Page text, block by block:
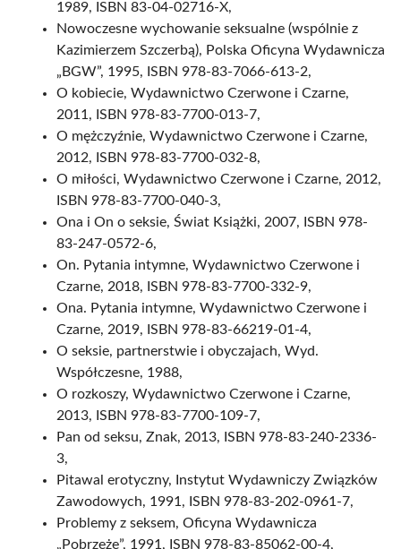
1989, ISBN 83-04-02716-X,
Nowoczesne wychowanie seksualne (wspólnie z
Kazimierzem Szczerbą), Polska Oficyna Wydawnicza
„BGW”, 1995, ISBN 978-83-7066-613-2,
O kobiecie, Wydawnictwo Czerwone i Czarne,
2011, ISBN 978-83-7700-013-7,
O mężczyźnie, Wydawnictwo Czerwone i Czarne,
2012, ISBN 978-83-7700-032-8,
O miłości, Wydawnictwo Czerwone i Czarne, 2012,
ISBN 978-83-7700-040-3,
Ona i On o seksie, Świat Książki, 2007, ISBN 978-
83-247-0572-6,
On. Pytania intymne, Wydawnictwo Czerwone i
Czarne, 2018, ISBN 978-83-7700-332-9,
Ona. Pytania intymne, Wydawnictwo Czerwone i
Czarne, 2019, ISBN 978-83-66219-01-4,
O seksie, partnerstwie i obyczajach, Wyd.
Współczesne, 1988,
O rozkoszy, Wydawnictwo Czerwone i Czarne,
2013, ISBN 978-83-7700-109-7,
Pan od seksu, Znak, 2013, ISBN 978-83-240-2336-
3,
Pitawal erotyczny, Instytut Wydawniczy Związków
Zawodowych, 1991, ISBN 978-83-202-0961-7,
Problemy z seksem, Oficyna Wydawnicza
„Pobrzeże”, 1991, ISBN 978-83-85062-00-4,